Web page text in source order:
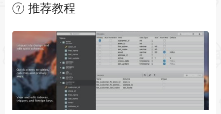
地理数据可视化查看。
特定工具调用，自动把数据源和SQL方言附加到新
建文件里，生成代码更快更准。
5. 查询文件与控制台全新并行流程，在数据库浏览
器里直接看到查询文件文件夹，切换工作模式超灵
推荐教程
暂无文章